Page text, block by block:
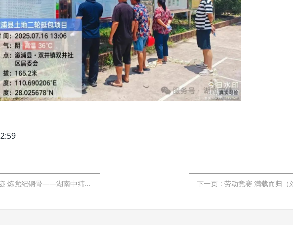
湖南中纬党支部开展“七一”主题教育活动 下一页 : 劳动竞赛 满载而归（